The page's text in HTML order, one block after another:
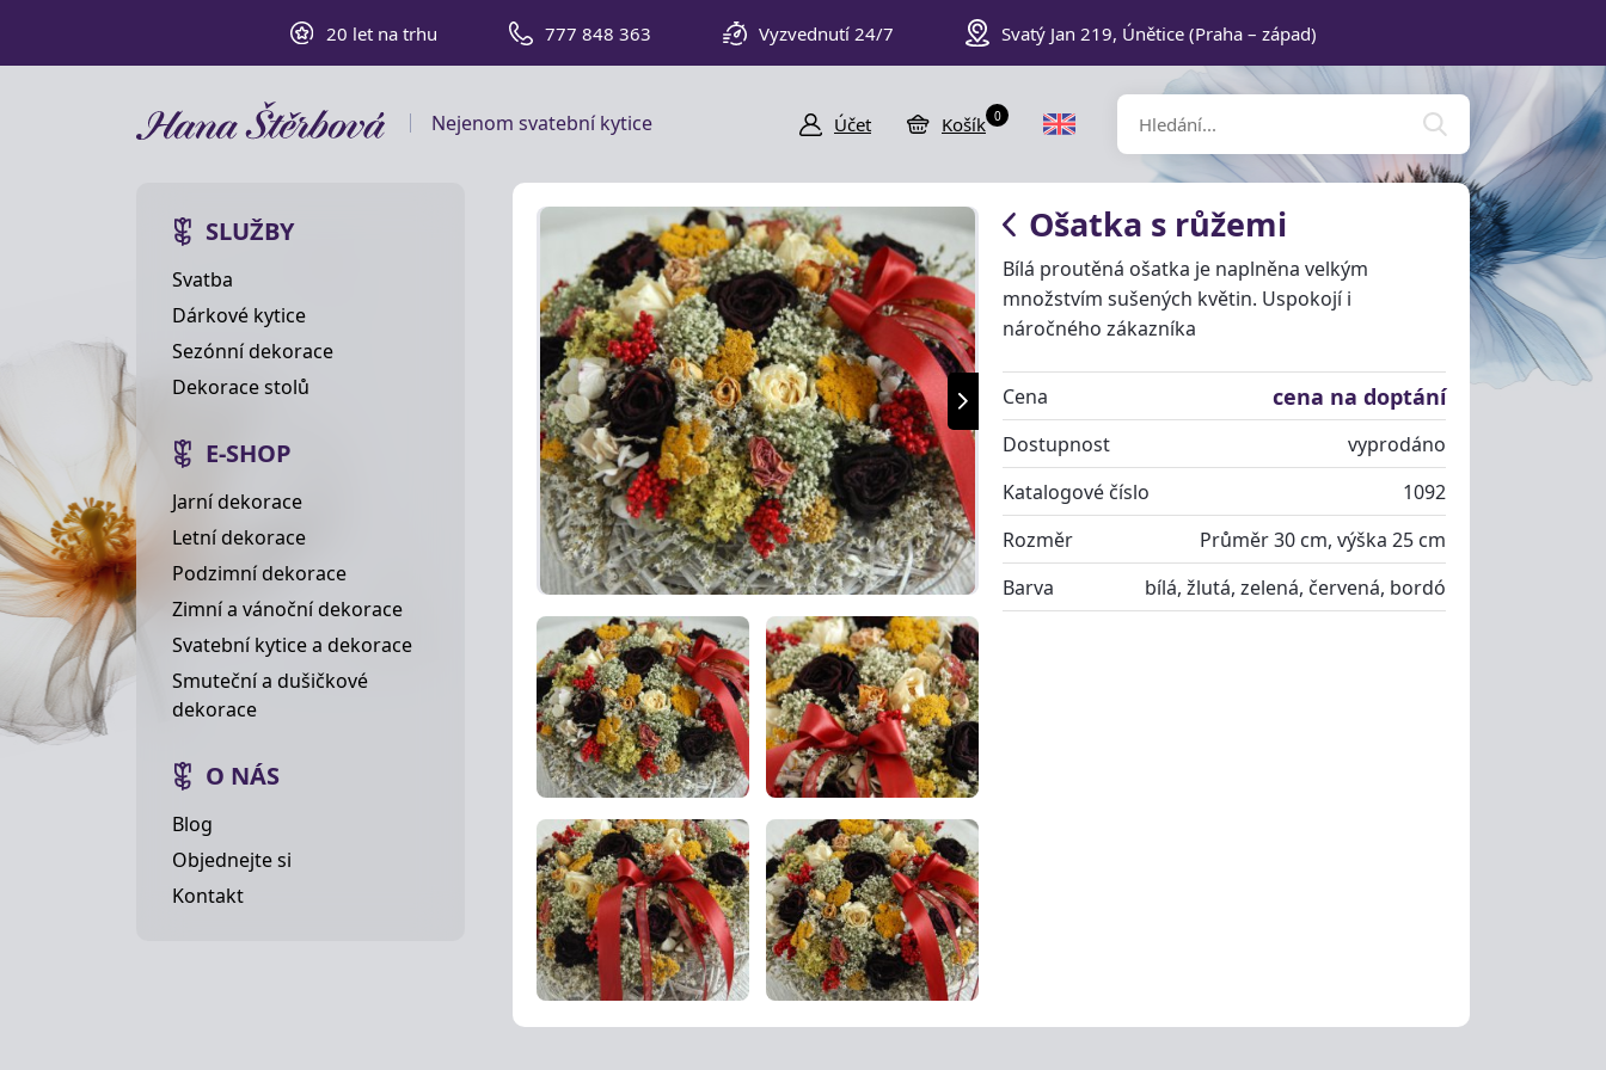
20 let na trhu 777 848 363 Vyzvednutí 24/7 Svatý Jan 219, Únětice (Praha – západ)
Nejenom svatební kytice Účet Košík 0
SLUŽBY
Svatba
Dárkové kytice
Sezónní dekorace
Dekorace stolů
E-SHOP
Jarní dekorace
Letní dekorace
Podzimní dekorace
Zimní a vánoční dekorace
Svatební kytice a dekorace
Smuteční a dušičkové
dekorace
O NÁS
Blog
Objednejte si
Kontakt
Ošatka s růžemi
Bílá proutěná ošatka je naplněna velkým
množstvím sušených květin. Uspokojí i
náročného zákazníka
Cena cena na doptání
Dostupnost
vyprodáno
Katalogové číslo
1092
Rozměr
Průměr 30 cm, výška 25 cm
Barva
bílá, žlutá, zelená, červená, bordó